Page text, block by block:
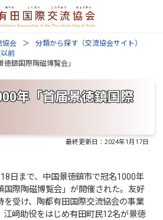
協会
分類から探す（交流協会サイト）
前
鎮国際陶磁博覧会」
年「首届景徳鎮国際
最終更新日：2024年1月17日
日まで、中国景徳鎮市で冠名1000年
国際陶磁博覧会」が開催された。友好
を受け、陶都有田国際交流協会の事業
江﨑助役をはじめ有田町民12名が景徳